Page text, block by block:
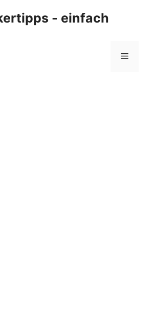
- einfach
Menü